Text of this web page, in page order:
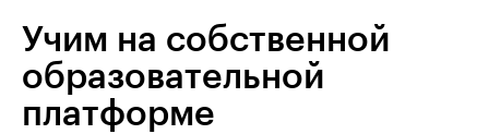
Учим на собственной
образовательной
платформе